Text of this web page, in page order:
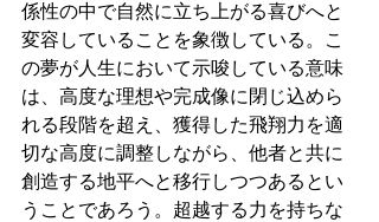
係性の中で自然に立ち上がる喜びへと
変容していることを象徴している。こ
の夢が人生において示唆している意味
は、高度な理想や完成像に閉じ込めら
れる段階を超え、獲得した飛翔力を適
切な高度に調整しながら、他者と共に
創造する地平へと移行しつつあるとい
うことであろう。超越する力を持ちな